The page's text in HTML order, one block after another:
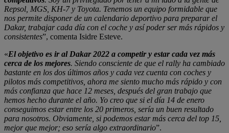
Repsol, MGS, KH-7 y Toyota. Tenemos un equipo formidable que
nos permite disponer de un calendario deportivo para preparar el
Dakar, trabajar cada día con el coche y así poder ser más rápidos y
consistentes”, comenta Isidre Esteve.
«El objetivo es ir al Dakar 2022 a competir y estar cada vez más
cerca de los mejores. Siendo consciente de que el rally ha cambiado
bastante en los dos últimos años y cada vez cuenta con coches y
pilotos más competitivos, ahora me siento mucho más rápido y con
más confianza que hace 12 meses, después del gran trabajo que
hemos hecho durante el año. Yo creo que si el día 14 de enero
conseguimos estar entre los 20 primeros, sería un buen resultado
para nosotros. Obviamente, si podemos estar más cerca del top 15,
mejor que mejor; eso sería algo extraordinario”.